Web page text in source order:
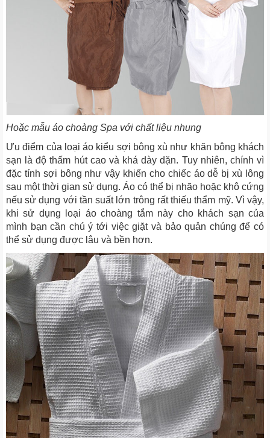
Hoặc mẫu áo choàng Spa với chất liệu nhung
Ưu điểm của loại áo kiểu sợi bông xù như khăn bông khách
sạn là độ thấm hút cao và khá dày dặn. Tuy nhiên, chính vì
đặc tính sợi bông như vậy khiến cho chiếc áo dễ bị xù lông
sau một thời gian sử dụng. Áo có thể bị nhão hoặc khô cứng
nếu sử dụng với tần suất lớn trông rất thiếu thẩm mỹ. Vì vậy,
khi sử dụng loại áo choàng tắm này cho khách sạn của
mình bạn cần chú ý tới việc giặt và bảo quản chúng để có
thể sử dụng được lâu và bền hơn.